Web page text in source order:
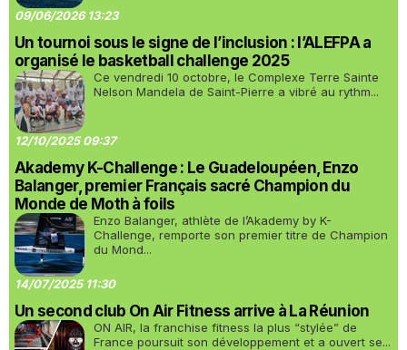
09/06/2026 13:23
Un tournoi sous le signe de l’inclusion : l’ALEFPA a
organisé le basketball challenge 2025
Ce vendredi 10 octobre, le Complexe Terre Sainte
Nelson Mandela de Saint-Pierre a vibré au rythm...
12/10/2025 09:37
Akademy K-Challenge : Le Guadeloupéen, Enzo
Balanger, premier Français sacré Champion du
Monde de Moth à foils
Enzo Balanger, athlète de l’Akademy by K-
Challenge, remporte son premier titre de Champion
du Mond...
14/07/2025 11:30
Un second club On Air Fitness arrive à La Réunion
ON AIR, la franchise fitness la plus “stylée” de
France poursuit son développement et a ouvert se...